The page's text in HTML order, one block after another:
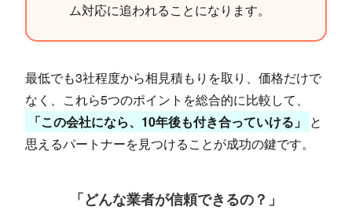
ム対応に追われることになります。
最低でも3社程度から相見積もりを取り、価格だけで
なく、これら5つのポイントを総合的に比較して、
「この会社になら、10年後も付き合っていける」
と
思えるパートナーを見つけることが成功の鍵です。
「どんな業者が信頼できるの？」